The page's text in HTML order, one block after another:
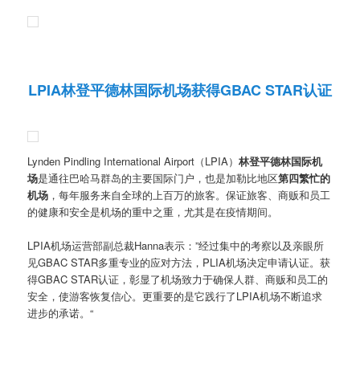
LPIA林登平德林国际机场获得GBAC STAR认证
Lynden Pindling International Airport（LPIA）林登平德林国际机
场是通往巴哈马群岛的主要国际门户，也是加勒比地区第四繁忙的
机场 ，每年服务来自全球的上百万的旅客。保证旅客、商贩和员工
的健康和安全是机场的重中之重，尤其是在疫情期间。
LPIA机场运营部副总裁Hanna表示：”经过集中的考察以及亲眼所
见GBAC STAR多重专业的应对方法，PLIA机场决定申请认证。获
得GBAC STAR认证，彰显了机场致力于确保人群、商贩和员工的
安全，使游客恢复信心。更重要的是它践行了LPIA机场不断追求
进步的承诺。“